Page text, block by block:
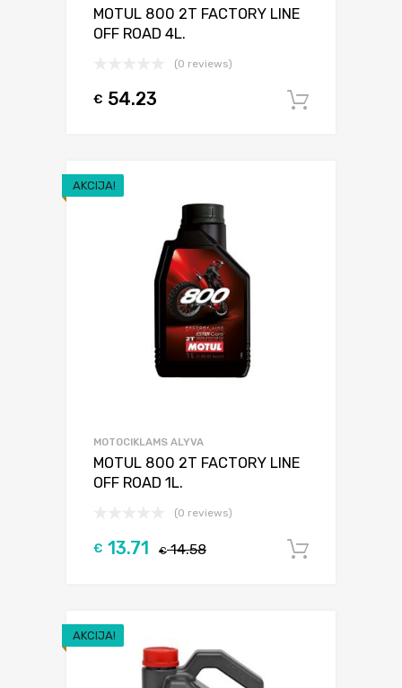
MOTUL 800 2T FACTORY LINE
OFF ROAD 4L.
(0 reviews)
€ 54.23
AKCIJA!
MOTOCIKLAMS ALYVA
MOTUL 800 2T FACTORY LINE
OFF ROAD 1L.
(0 reviews)
€14.58
€ 13.71
AKCIJA!